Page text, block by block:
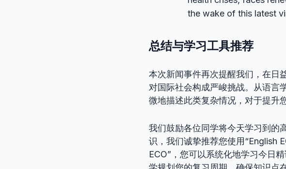
the wake of this latest
总结与学习工具推荐
本次新闻事件再次提醒我们，在日
对国际社会构成严峻挑战。从语言
微地描述此类复杂情况，对于提升
我们鼓励各位同学将今天学习到的
识，我们诚挚推荐您使用“English
ECO”，您可以系统化地学习今日